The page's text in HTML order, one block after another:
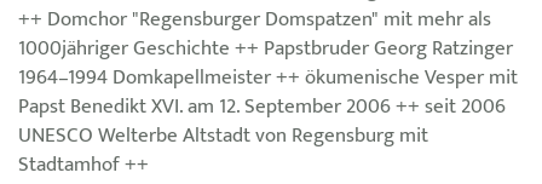
++ Domchor "Regensburger Domspatzen" mit mehr als
1000jähriger Geschichte ++ Papstbruder Georg Ratzinger
1964–1994 Domkapellmeister ++ ökumenische Vesper mit
Papst Benedikt XVI. am 12. September 2006 ++ seit 2006
UNESCO Welterbe Altstadt von Regensburg mit
Stadtamhof ++